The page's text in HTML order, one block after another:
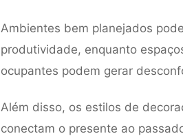
Ambientes bem planejados
produtividade, enquanto
ocupantes podem gerar
Além disso, os estilos de
conectam o presente ao